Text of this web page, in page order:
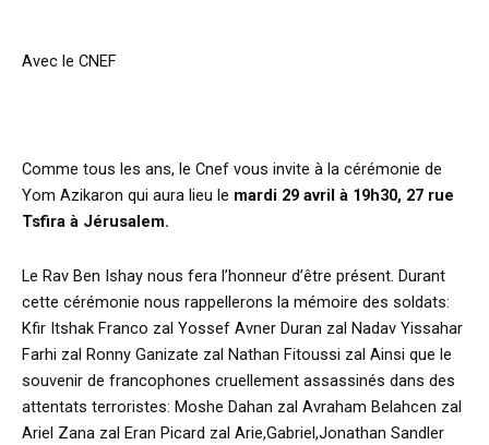
Avec le CNEF
Comme tous les ans, le Cnef vous invite à la cérémonie de
Yom Azikaron qui aura lieu le mardi 29 avril à 19h30, 27 rue
Tsfira à Jérusalem.
Le Rav Ben Ishay nous fera l’honneur d’être présent. Durant
cette cérémonie nous rappellerons la mémoire des soldats:
Kfir Itshak Franco zal Yossef Avner Duran zal Nadav Yissahar
Farhi zal Ronny Ganizate zal Nathan Fitoussi zal Ainsi que le
souvenir de francophones cruellement assassinés dans des
attentats terroristes: Moshe Dahan zal Avraham Belahcen zal
Ariel Zana zal Eran Picard zal Arie,Gabriel,Jonathan Sandler